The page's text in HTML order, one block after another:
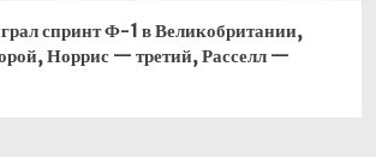
спринт Ф-1 в Великобритании,
Норрис — третий, Расселл —